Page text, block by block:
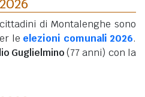
di Montalenghe sono
le elezioni comunali 2026.
Guglielmino (77 anni) con la